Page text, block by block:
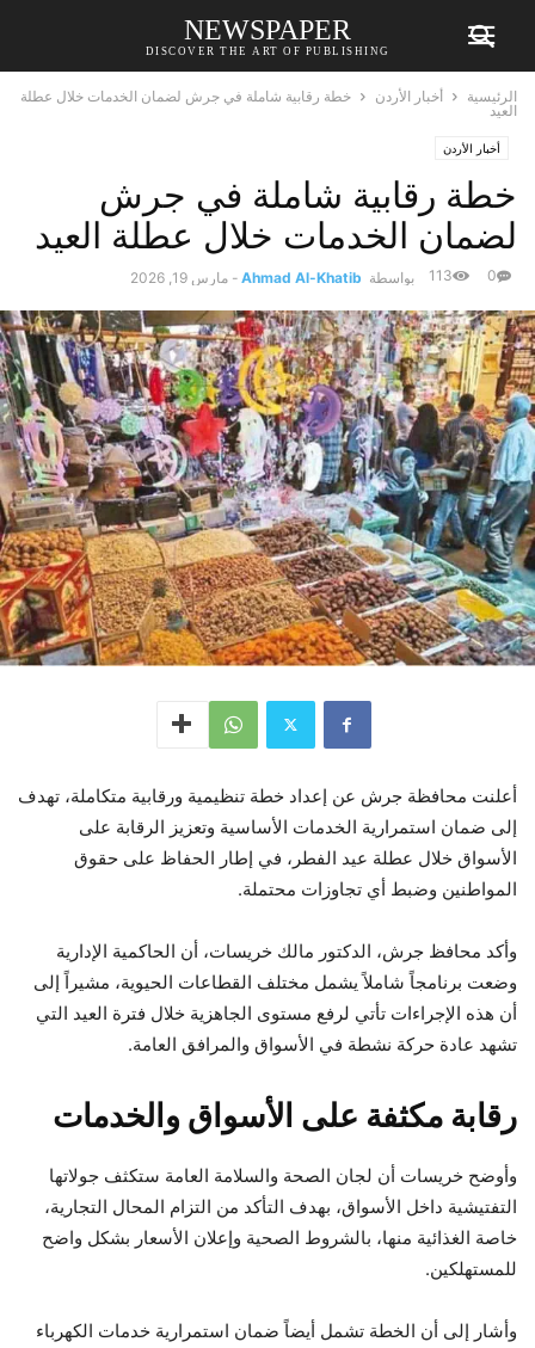
NEWSPAPER
DISCOVER THE ART OF PUBLISHING
الرئيسية أخبار الأردن
خطة رقابية شاملة في جرش لضمان الخدمات خلال عطلة
العيد
أخبار الأردن
خطة رقابية شاملة في جرش
لضمان الخدمات خلال عطلة العيد
بواسطة Ahmad Al-Khatib
- مارس 19, 2026 0
113
أعلنت محافظة جرش عن إعداد خطة تنظيمية ورقابية متكاملة، تهدف
إلى ضمان استمرارية الخدمات الأساسية وتعزيز الرقابة على
الأسواق خلال عطلة عيد الفطر، في إطار الحفاظ على حقوق
المواطنين وضبط أي تجاوزات محتملة.
وأكد محافظ جرش، الدكتور مالك خريسات، أن الحاكمية الإدارية
وضعت برنامجاً شاملاً يشمل مختلف القطاعات الحيوية، مشيراً إلى
أن هذه الإجراءات تأتي لرفع مستوى الجاهزية خلال فترة العيد التي
تشهد عادة حركة نشطة في الأسواق والمرافق العامة.
رقابة مكثفة على الأسواق والخدمات
وأوضح خريسات أن لجان الصحة والسلامة العامة ستكثف جولاتها
التفتيشية داخل الأسواق، بهدف التأكد من التزام المحال التجارية،
خاصة الغذائية منها، بالشروط الصحية وإعلان الأسعار بشكل واضح
للمستهلكين.
وأشار إلى أن الخطة تشمل أيضاً ضمان استمرارية خدمات الكهرباء